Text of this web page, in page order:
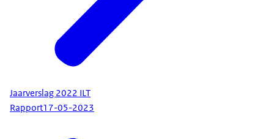
Jaarverslag 2022 ILT
Rapport17-05-2023